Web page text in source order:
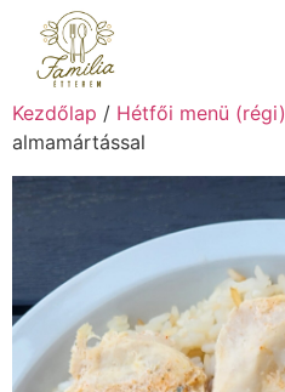
Kezdőlap / Hétfői menü (régi)
almamártással